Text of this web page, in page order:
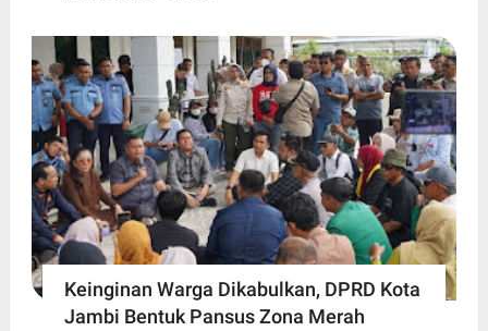
Keinginan Warga Dikabulkan, DPRD Kota
Jambi Bentuk Pansus Zona Merah